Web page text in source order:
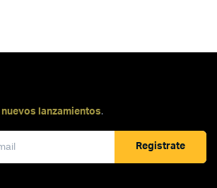
nuevos lanzamientos.
Registrate